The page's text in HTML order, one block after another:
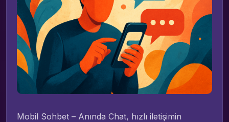
Mobil Sohbet – Anında Chat, hızlı iletişimin